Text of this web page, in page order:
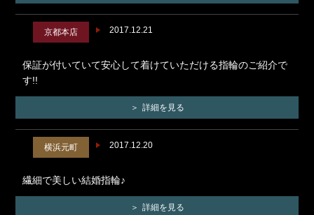
2017.12.21
京都本店
保証が付いていて安心して着けていただける指輪のご紹介で
す!!
詳細を見る
2017.12.20
横浜元町
繊細で美しい結婚指輪♪
詳細を見る